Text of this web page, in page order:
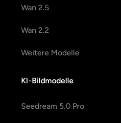
Wan 2.5
Wan 2.2
Weitere Modelle
KI-Bildmodelle
Seedream 5.0 Pro